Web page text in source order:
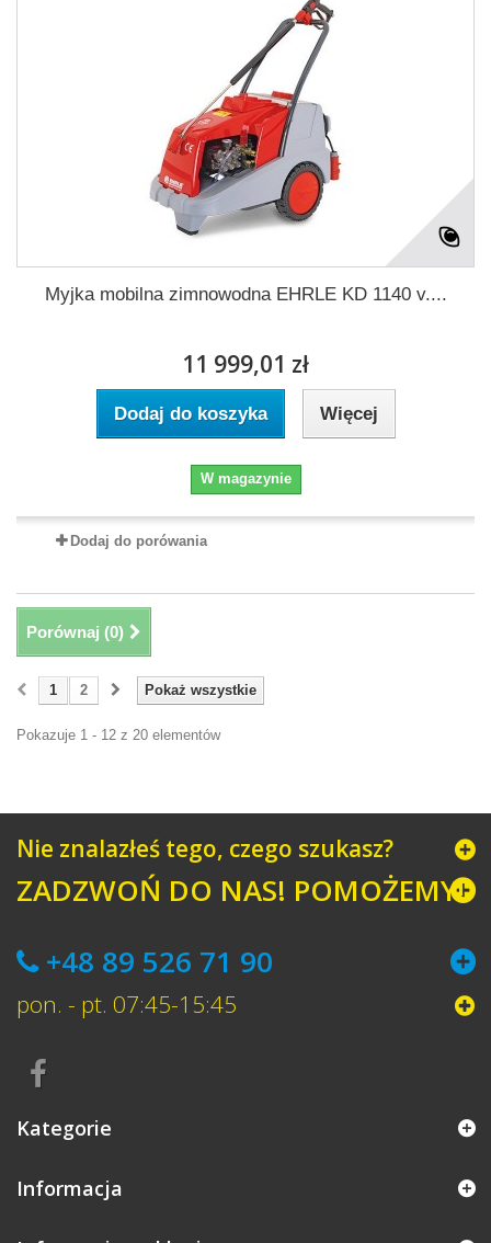
Myjka mobilna zimnowodna EHRLE KD 1140 v....
11 999,01 zł
Dodaj do koszyka Więcej
W magazynie
Dodaj do porówania
Porównaj (0)
Pokaż wszystkie
1 2
Pokazuje 1 - 12 z 20 elementów
Nie znalazłeś tego, czego szukasz?
ZADZWOŃ DO NAS! POMOŻEMY!
+48 89 526 71 90
pon. - pt. 07:45-15:45
Kategorie
Informacja